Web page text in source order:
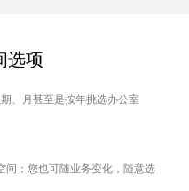
选项
、月甚至是按年挑选办公室
间；您也可随业务变化，随意选